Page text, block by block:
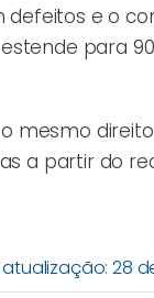
e o
para
mesmo
a partir do
28